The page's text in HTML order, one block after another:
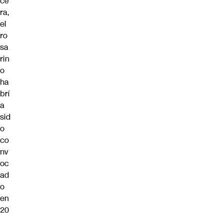
ra,
el
ro
sa
rin
o
ha
brí
a
sid
o
co
nv
oc
ad
o
en
20